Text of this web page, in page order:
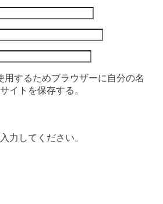
用するためブラウザーに自分の名
イトを保存する。
力してください。